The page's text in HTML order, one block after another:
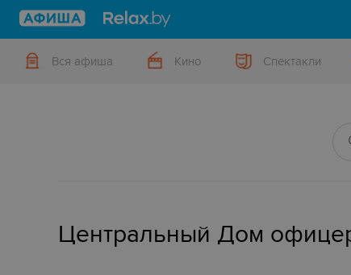
Вся афиша Кино Спектакли
Центральный Дом